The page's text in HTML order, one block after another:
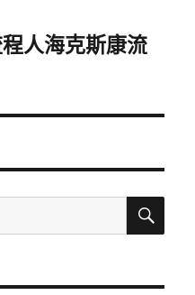
人海克斯康流
搜